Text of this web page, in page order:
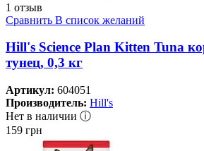
1 отзыв
Сравнить В список желаний
Hill's Science Plan Kitten Tuna
тунец, 0,3 кг
Артикул: 604051
Производитель: Hill's
Нет в наличии ⓘ
159 грн